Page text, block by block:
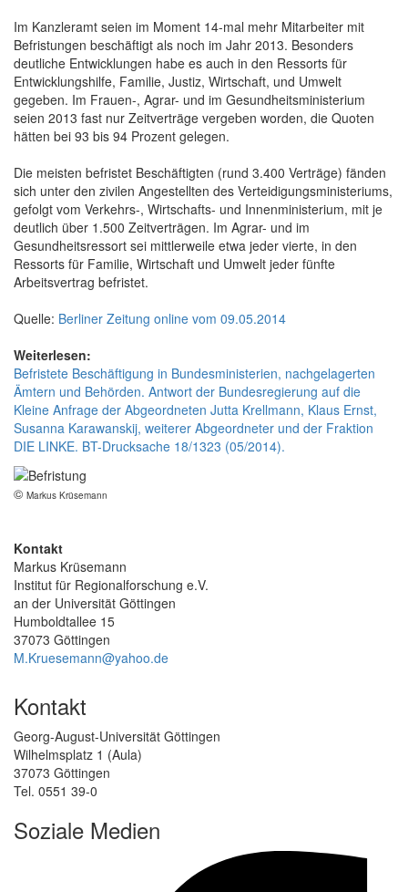
Im Kanzleramt seien im Moment 14-mal mehr Mitarbeiter mit
Befristungen beschäftigt als noch im Jahr 2013. Besonders
deutliche Entwicklungen habe es auch in den Ressorts für
Entwicklungshilfe, Familie, Justiz, Wirtschaft, und Umwelt
gegeben. Im Frauen-, Agrar- und im Gesundheitsministerium
seien 2013 fast nur Zeitverträge vergeben worden, die Quoten
hätten bei 93 bis 94 Prozent gelegen.
Die meisten befristet Beschäftigten (rund 3.400 Verträge) fänden
sich unter den zivilen Angestellten des Verteidigungsministeriums,
gefolgt vom Verkehrs-, Wirtschafts- und Innenministerium, mit je
deutlich über 1.500 Zeitverträgen. Im Agrar- und im
Gesundheitsressort sei mittlerweile etwa jeder vierte, in den
Ressorts für Familie, Wirtschaft und Umwelt jeder fünfte
Arbeitsvertrag befristet.
Quelle: Berliner Zeitung online vom 09.05.2014
Weiterlesen:
Befristete Beschäftigung in Bundesministerien, nachgelagerten
Ämtern und Behörden. Antwort der Bundesregierung auf die
Kleine Anfrage der Abgeordneten Jutta Krellmann, Klaus Ernst,
Susanna Karawanskij, weiterer Abgeordneter und der Fraktion
DIE LINKE. BT-Drucksache 18/1323 (05/2014).
© Markus Krüsemann
Kontakt
Markus Krüsemann
Institut für Regionalforschung e.V.
an der Universität Göttingen
Humboldtallee 15
37073 Göttingen
M.Kruesemann@yahoo.de
Kontakt
Georg-August-Universität Göttingen
Wilhelmsplatz 1 (Aula)
37073 Göttingen
Tel. 0551 39-0
Soziale Medien